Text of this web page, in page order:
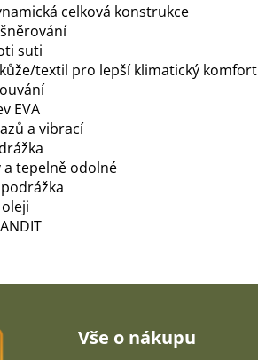
celková konstrukce
suti
textil pro lepší klimatický komfort
EVA
a vibrací
a tepelně odolné
Vše o nákupu